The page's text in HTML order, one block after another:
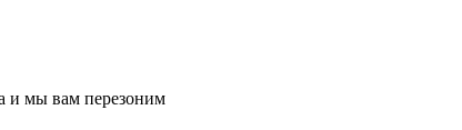
и мы вам перезоним